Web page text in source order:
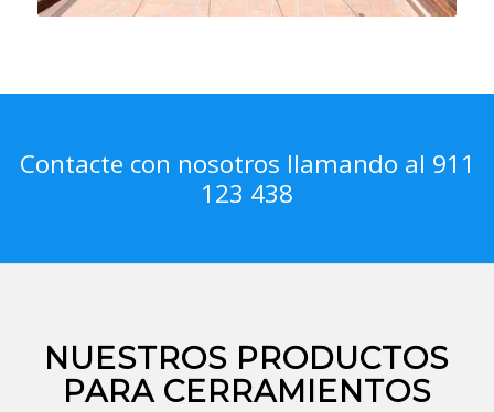
Contacte con nosotros llamando al 911
123 438
NUESTROS PRODUCTOS
PARA CERRAMIENTOS